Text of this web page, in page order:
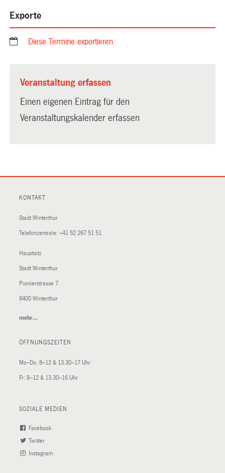
Exporte
Diese Termine exportieren
Veranstaltung erfassen
Einen eigenen Eintrag für den
Veranstaltungskalender erfassen
KONTAKT
Stadt Winterthur
Telefonzentrale: +41 52 267 51 51
Hauptsitz
Stadt Winterthur
Pionierstrasse 7
8400 Winterthur
mehr…
ÖFFNUNGSZEITEN
Mo–Do: 8–12 & 13.30–17 Uhr
Fr: 8–12 & 13.30–16 Uhr
SOZIALE MEDIEN
Facebook
Twitter
Link)
Instagram